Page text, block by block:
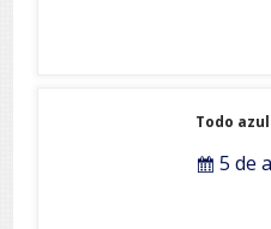
Todo azul
5 de